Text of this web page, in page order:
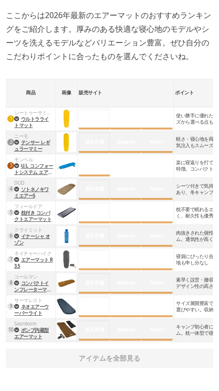
ここからは2026年最新のエアーマットのおすすめランキン
グをご紹介します。厚みのある快適な寝心地のモデルやシ
ーツを洗えるモデルなどバリエーション豊富。ぜひ自分の
こだわりポイントに合ったものを選んでくださいね。
商品 画像 販売サイト ポイント
1
シートゥーサミット
ウルトラライ
トマット
使い勝手に優れた
ズから選べる点も
2
ニーモ
テンサー レギ
ュラーマミー
軽さ・寝心地を両
気注入もスムーズ
3
モンベル
U.L. コンフォー
トシステム エアパ
楽に寝返りを打て
特徴。コンパクト
4
DOD
ソトネノキワ
ミエアーS
シーツ付きで気持
あり、冬キャンプ
5
フィールドア
枕付き コンパ
クトエアーマット
枕不要で眠れるエ
く、耐久性も優秀
6
クライミット
イナーシャ オ
ゾン
肉抜きされた個性
ム。通気性が高く
7
ネイチャーハイク
エアーマット R
3.5
寝袋にぴったり合
地も申し分なし
8
コールマン
コンパクトイ
ンフレーターマッ
素早く設営・撤収
デザイン性の高さも
9
サーマレスト
ネオエアーウ
ーバーライト
サイズ展開豊富で
選びやすい。収納
10
Soomloom
ポンプ内蔵型
エアーマット
キャンプ初心者に
ム。枕一体型で寝心
アイテムを全部見る